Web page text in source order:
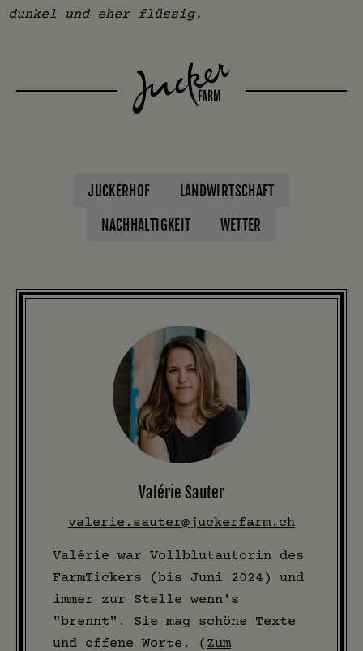
dunkel und eher flüssig.
JUCKERHOF
LANDWIRTSCHAFT
NACHHALTIGKEIT
WETTER
Valérie Sauter
valerie.sauter@juckerfarm.ch
Valérie war Vollblutautorin des
FarmTickers (bis Juni 2024) und
immer zur Stelle wenn's
"brennt". Sie mag schöne Texte
und offene Worte. ( Zum